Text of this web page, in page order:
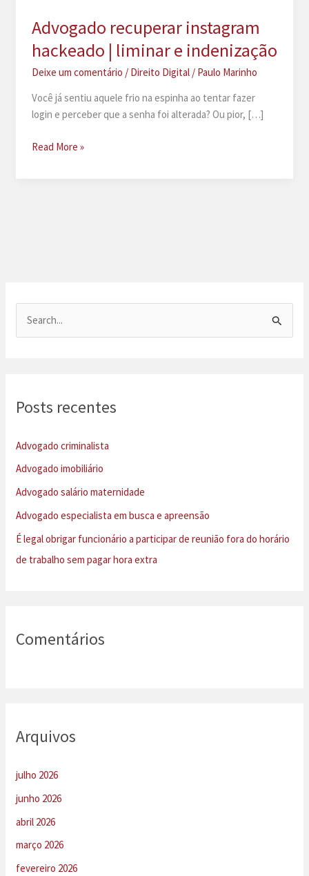
Advogado recuperar instagram
hackeado | liminar e indenização
Deixe um comentário / Direito Digital/ Paulo Marinho
Você já sentiu aquele frio na espinha ao tentar fazer
login e perceber que a senha foi alterada? Ou pior, […]
Advogado
Read More »
i
p
o
r
:
Posts recentes
Advogado criminalista
Advogado imobiliário
Advogado salário maternidade
Advogado especialista em busca e apreensão
É legal obrigar funcionário a participar de reunião fora do horário
de trabalho sem pagar hora extra
Comentários
Arquivos
julho 2026
junho 2026
abril 2026
março 2026
fevereiro 2026